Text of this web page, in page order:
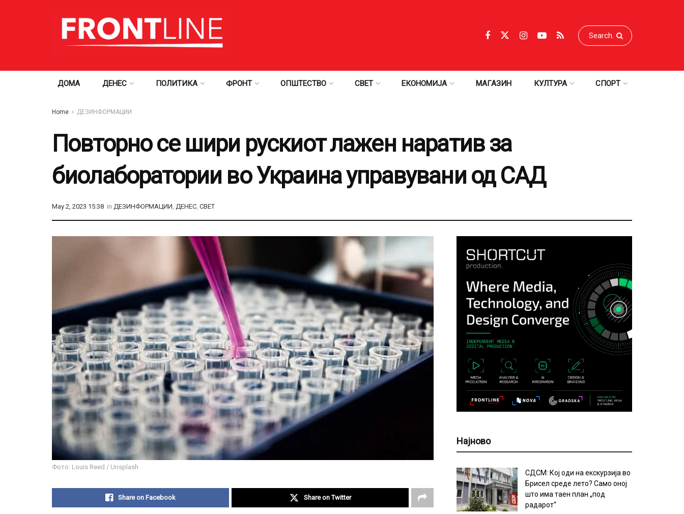
ДОМА ДЕНЕС ПОЛИТИКА ФРОНТ ОПШТЕСТВО СВЕТ ЕКОНОМИЈА МАГАЗИН КУЛТУРА СПОРТ
Home ДЕЗИНФОРМАЦИИ
Повторно се шири рускиот лажен наратив за
биолаборатории во Украина управувани од САД
May 2, 2023 15:38 in ДЕЗИНФОРМАЦИИ, ДЕНЕС, СВЕТ
Фото: Louis Reed / Unsplash
Share on Facebook Share on Twitter
Најново
СДСМ: Кој оди на екскурзија во
Брисел среде лето? Само оној
што има таен план „под
радарот“